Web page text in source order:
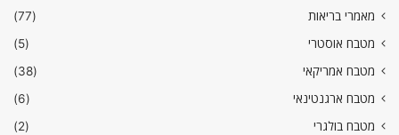
מאמרי בריאות
(77)
מטבח אוסטרי
(5)
מטבח אמריקאי
(38)
מטבח ארגנטינאי
(6)
מטבח בולגרי
(2)